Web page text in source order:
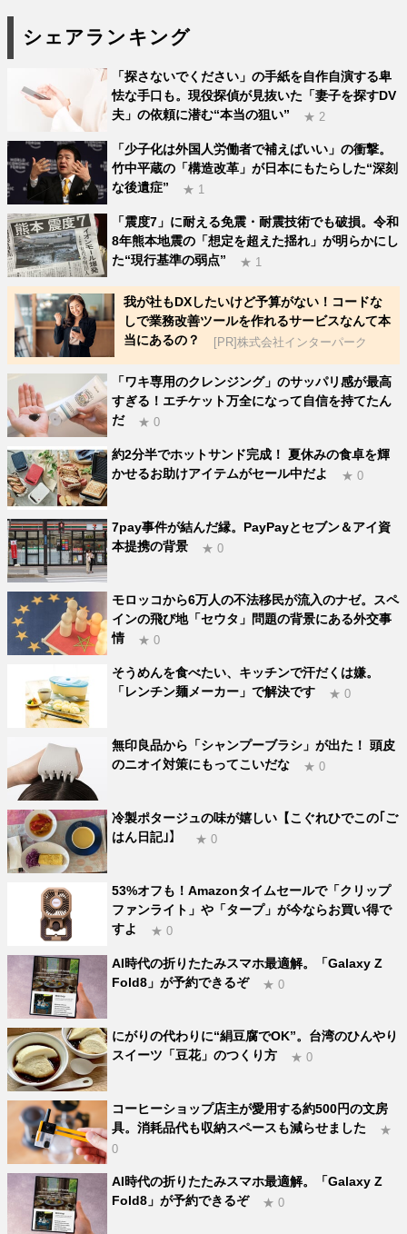
シェアランキング
「探さないでください」の手紙を自作自演する卑
怯な手口も。現役探偵が見抜いた「妻子を探すDV
夫」の依頼に潜む“本当の狙い”
★ 2
「少子化は外国人労働者で補えばいい」の衝撃。
竹中平蔵の「構造改革」が日本にもたらした“深刻
な後遺症”
★ 1
「震度7」に耐える免震・耐震技術でも破損。令和
8年熊本地震の「想定を超えた揺れ」が明らかにし
た“現行基準の弱点”
★ 1
我が社もDXしたいけど予算がない！コードな
しで業務改善ツールを作れるサービスなんて本
当にあるの？
[PR]株式会社インターパーク
「ワキ専用のクレンジング」のサッパリ感が最高
すぎる！エチケット万全になって自信を持てたん
だ
★ 0
約2分半でホットサンド完成！ 夏休みの食卓を輝
かせるお助けアイテムがセール中だよ
★ 0
7pay事件が結んだ縁。PayPayとセブン＆アイ資
本提携の背景
★ 0
モロッコから6万人の不法移民が流入のナゼ。スペ
インの飛び地「セウタ」問題の背景にある外交事
情
★ 0
そうめんを食べたい、キッチンで汗だくは嫌。
「レンチン麺メーカー」で解決です
★ 0
無印良品から「シャンプーブラシ」が出た！ 頭皮
のニオイ対策にもってこいだな
★ 0
冷製ポタージュの味が嬉しい【こぐれひでこの｢ご
はん日記｣】
★ 0
53%オフも！Amazonタイムセールで「クリップ
ファンライト」や「タープ」が今ならお買い得で
すよ
★ 0
AI時代の折りたたみスマホ最適解。「Galaxy Z
Fold8」が予約できるぞ
★ 0
にがりの代わりに“絹豆腐でOK”。台湾のひんやり
スイーツ「豆花」のつくり方
★ 0
コーヒーショップ店主が愛用する約500円の文房
具。消耗品代も収納スペースも減らせました
★
0
AI時代の折りたたみスマホ最適解。「Galaxy Z
Fold8」が予約できるぞ
★ 0